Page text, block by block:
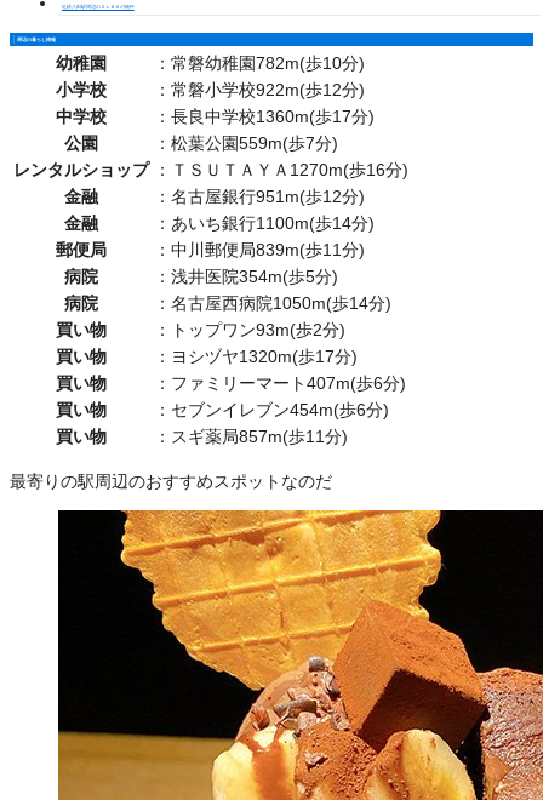
近鉄八田駅周辺の２ＬＤＫの物件
周辺の暮らし情報
幼稚園 ： 常磐幼稚園782m(歩10分)
小学校
： 常磐小学校922m(歩12分)
中学校
： 長良中学校1360m(歩17分)
公園
： 松葉公園559m(歩7分)
レンタルショップ
： ＴＳＵＴＡＹＡ1270m(歩16分)
金融
： 名古屋銀行951m(歩12分)
金融
： あいち銀行1100m(歩14分)
郵便局
： 中川郵便局839m(歩11分)
病院
： 浅井医院354m(歩5分)
病院
： 名古屋西病院1050m(歩14分)
買い物
：
トップワン93m(歩2分)
買い物
： ヨシヅヤ1320m(歩17分)
買い物
： ファミリーマート407m(歩6分)
買い物
： セブンイレブン454m(歩6分)
買い物
： スギ薬局857m(歩11分)
最寄りの駅周辺のおすすめスポットなのだ